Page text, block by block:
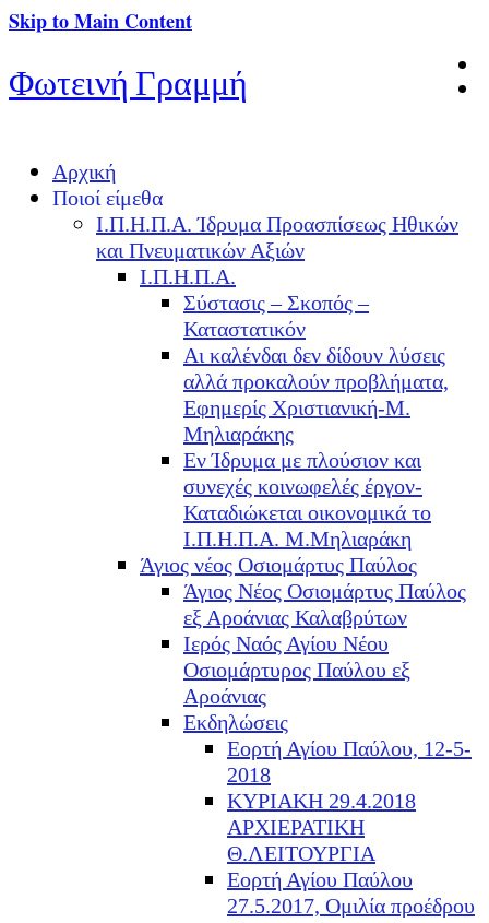
Skip to Main Content
Φωτεινή Γραμμή
Αρχική
Ποιοί είμεθα
Ι.Π.Η.Π.Α. Ίδρυμα Προασπίσεως Ηθικών
και Πνευματικών Αξιών
Ι.Π.Η.Π.Α.
Σύστασις – Σκοπός –
Καταστατικόν
Αι καλένδαι δεν δίδουν λύσεις
αλλά προκαλούν προβλήματα,
Εφημερίς Χριστιανική-Μ.
Μηλιαράκης
Εν Ίδρυμα με πλούσιον και
συνεχές κοινωφελές έργον-
Καταδιώκεται οικονομικά το
Ι.Π.Η.Π.Α. Μ.Μηλιαράκη
Άγιος νέος Οσιομάρτυς Παύλος
Άγιος Νέος Οσιομάρτυς Παύλος
εξ Αροάνιας Καλαβρύτων
Ιερός Ναός Αγίου Νέου
Οσιομάρτυρος Παύλου εξ
Αροάνιας
Εκδηλώσεις
Εορτή Αγίου Παύλου, 12-5-
2018
ΚΥΡΙΑΚΗ 29.4.2018
ΑΡΧΙΕΡΑΤΙΚΗ
Θ.ΛΕΙΤΟΥΡΓΙΑ
Εορτή Αγίου Παύλου
27.5.2017, Ομιλία προέδρου